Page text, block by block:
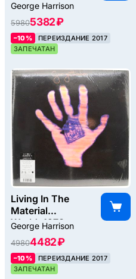
George Harrison
59805382 ₽
–10%
ПЕРЕИЗДАНИЕ 2017
ЗАПЕЧАТАН
Living In The
Material
World, 1973
George Harrison
49804482 ₽
–10%
ПЕРЕИЗДАНИЕ 2017
ЗАПЕЧАТАН